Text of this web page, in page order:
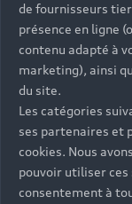
de fournisseurs
présence en ligne
contenu adapté à
marketing), ainsi
du site.
Les catégories
ses partenaires et
cookies. Nous
pouvoir utiliser ces
consentement à